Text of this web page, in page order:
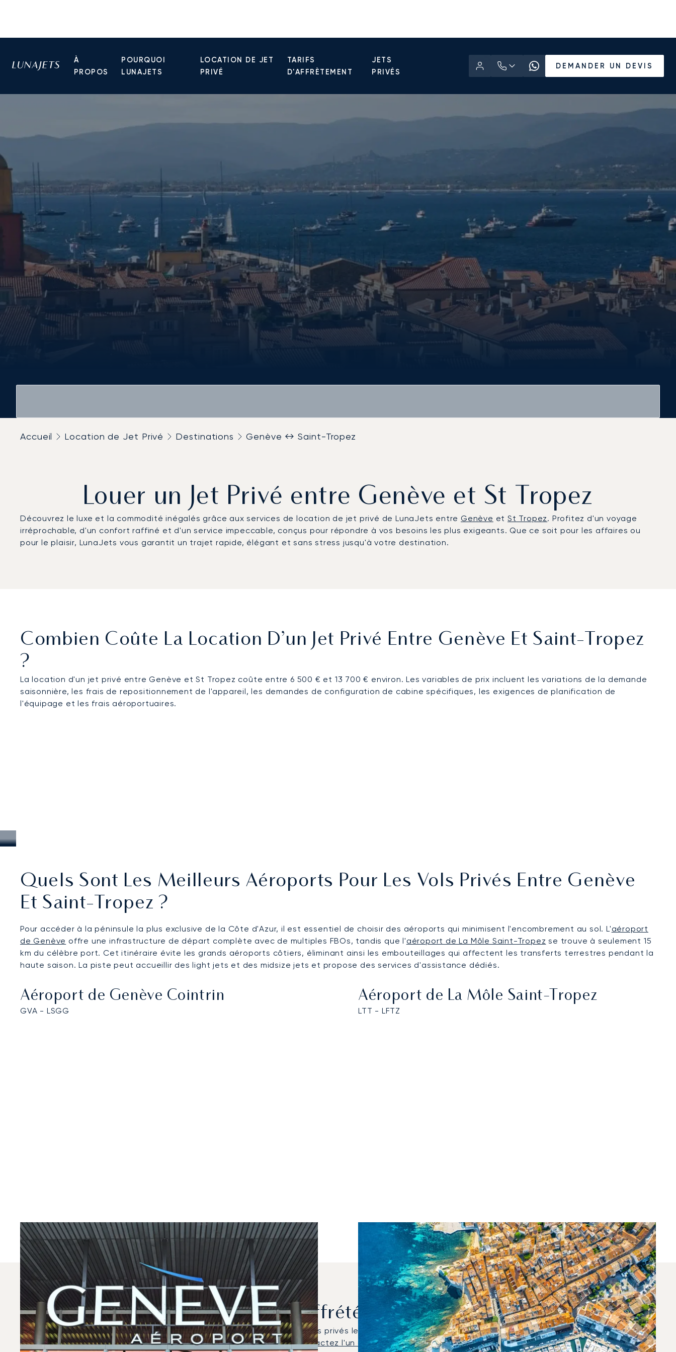
À
PROPOS
POURQUOI
LUNAJETS
LOCATION DE JET
PRIVÉ
TARIFS
D'AFFRÈTEMENT
JETS
PRIVÉS
DEMANDER UN DEVIS
Accueil Location de Jet Privé Destinations Genève ↔ Saint-Tropez
Louer un Jet Privé entre Genève et St Tropez
Découvrez le luxe et la commodité inégalés grâce aux services de location de jet privé de LunaJets entre Genève etSt Tropez. Profitez d'un voyage
irréprochable, d'un confort raffiné et d'un service impeccable, conçus pour répondre à vos besoins les plus exigeants. Que ce soit pour les affaires ou
pour le plaisir, LunaJets vous garantit un trajet rapide, élégant et sans stress jusqu'à votre destination.
Combien Coûte La Location D’un Jet Privé Entre Genève Et Saint‑Tropez
?
La location d'un jet privé entre Genève et St Tropez coûte entre 6 500 € et 13 700 € environ. Les variables de prix incluent les variations de la demande
saisonnière, les frais de repositionnement de l'appareil, les demandes de configuration de cabine spécifiques, les exigences de planification de
l'équipage et les frais aéroportuaires.
Quels Sont Les Meilleurs Aéroports Pour Les Vols Privés Entre Genève
Et Saint‑Tropez ?
Pour accéder à la péninsule la plus exclusive de la Côte d'Azur, il est essentiel de choisir des aéroports qui minimisent l'encombrement au sol. L'aéroport
de Genève offre une infrastructure de départ complète avec de multiples FBOs, tandis que l'aéroport de La Môle Saint-Tropez se trouve à seulement 15
km du célèbre port. Cet itinéraire évite les grands aéroports côtiers, éliminant ainsi les embouteillages qui affectent les transferts terrestres pendant la
haute saison. La piste peut accueillir des light jets et des midsize jets et propose des services d'assistance dédiés.
Aéroport de Genève Cointrin
GVA - LSGG
Aéroport de La Môle Saint-Tropez
LTT - LFTZ
Quels Jets Privés Sont Les Plus Affrétés Entre Genève Et Saint‑Tropez ?
En 2025, le Citation CJ1, le Beechjet 400A et le PC-12 NG ont été les jets privés les plus utilisés pour les vols entre Saint-Tropez et Genève. Un conseiller
dédié en aviation privée peut vous aider à choisir l'appareil idéal :Contactez l'un de nos bureaux locaux.